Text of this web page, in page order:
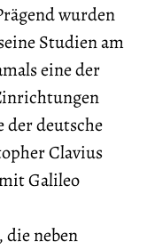
wurden
Studien am
eine der
deutsche
Clavius
Galileo
die neben